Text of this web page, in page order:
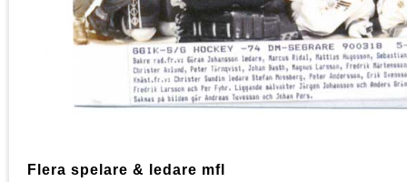
Flera spelare & ledare mfl